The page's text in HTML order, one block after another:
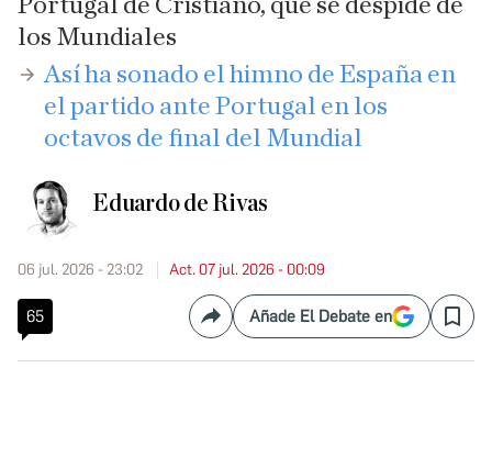
Portugal de Cristiano, que se despide de
los Mundiales
​Así ha sonado el himno de España en
el partido ante Portugal en los
octavos de final del Mundial
Eduardo de Rivas
06 jul. 2026 - 23:02 Act. 07 jul. 2026 - 00:09
65 CompartirAñade El Debate en Save